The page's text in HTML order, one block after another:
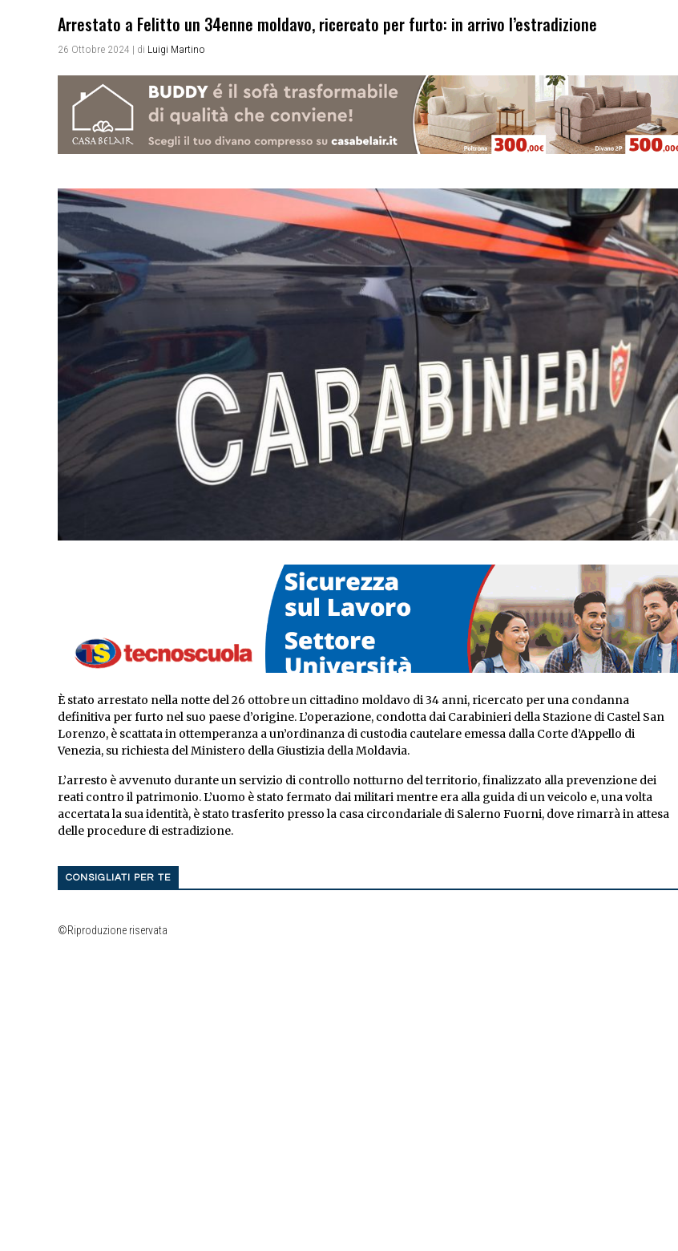
Arrestato a Felitto un 34enne moldavo, ricercato per furto: in arrivo l’estradizione
26 Ottobre 2024 | di Luigi Martino
È stato arrestato nella notte del 26 ottobre un cittadino moldavo di 34 anni, ricercato per una condanna
definitiva per furto nel suo paese d’origine. L’operazione, condotta dai Carabinieri della Stazione di Castel San
Lorenzo, è scattata in ottemperanza a un’ordinanza di custodia cautelare emessa dalla Corte d’Appello di
Venezia, su richiesta del Ministero della Giustizia della Moldavia.
L’arresto è avvenuto durante un servizio di controllo notturno del territorio, finalizzato alla prevenzione dei
reati contro il patrimonio. L’uomo è stato fermato dai militari mentre era alla guida di un veicolo e, una volta
accertata la sua identità, è stato trasferito presso la casa circondariale di Salerno Fuorni, dove rimarrà in attesa
delle procedure di estradizione.
CONSIGLIATI PER TE
©Riproduzione riservata